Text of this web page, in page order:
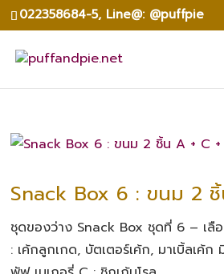
022358684-5, Line@: @puffpie
Snack Box 6 : ขนม 2 ชิ้
ชุดของว่าง Snack Box ชุดที่ 6 – เลือ
: เค้กลูกเกด, บัตเตอร์เค้ก, มาเบิ้ลเค้